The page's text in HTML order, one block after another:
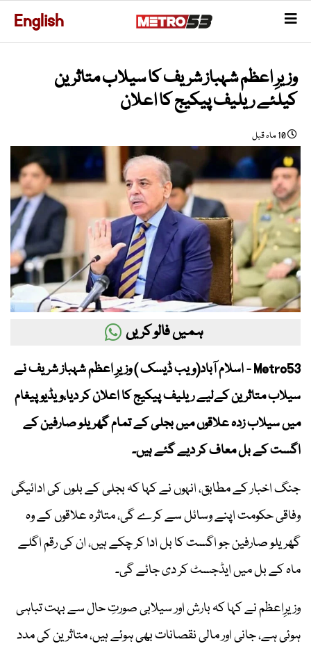
English
وزیرِ اعظم شہباز شریف کا سیلاب متاثرین
کیلئے ریلیف پیکیج کا اعلان
10 ماہ قبل
ہمیں فالو کریں
Metro53 - اسلام آباد(ویب ڈیسک ) وزیرِ اعظم شہباز شریف نے
سیلاب متاثرین کےلیے ریلیف پیکیج کا اعلان کر دیا،ویڈیو پیغام
میں سیلاب زدہ علاقوں میں بجلی کے تمام گھریلو صارفین کے
اگست کے بل معاف کر دیے گئے ہیں۔
جنگ اخبار کے مطابق، انہوں نے کہا کہ بجلی کے بلوں کی ادائیگی
وفاقی حکومت اپنے وسائل سے کرے گی، متاثرہ علاقوں کے وہ
گھریلو صارفین جو اگست کا بل ادا کر چکے ہیں، ان کی رقم اگلے
ماہ کے بل میں ایڈجسٹ کر دی جائے گی۔
وزیرِاعظم نے کہا کہ بارش اور سیلابی صورتِ حال سے بہت تباہی
ہوئی ہے، جانی اور مالی نقصانات بھی ہوئے ہیں، متاثرین کی مدد